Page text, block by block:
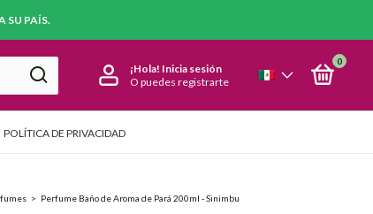
SU PAÍS.
¡Hola! Inicia sesión
O puedes registrarte
0
POLÍTICA DE PRIVACIDAD
> Perfume Baño de Aroma de Pará 200ml - Sinimbu